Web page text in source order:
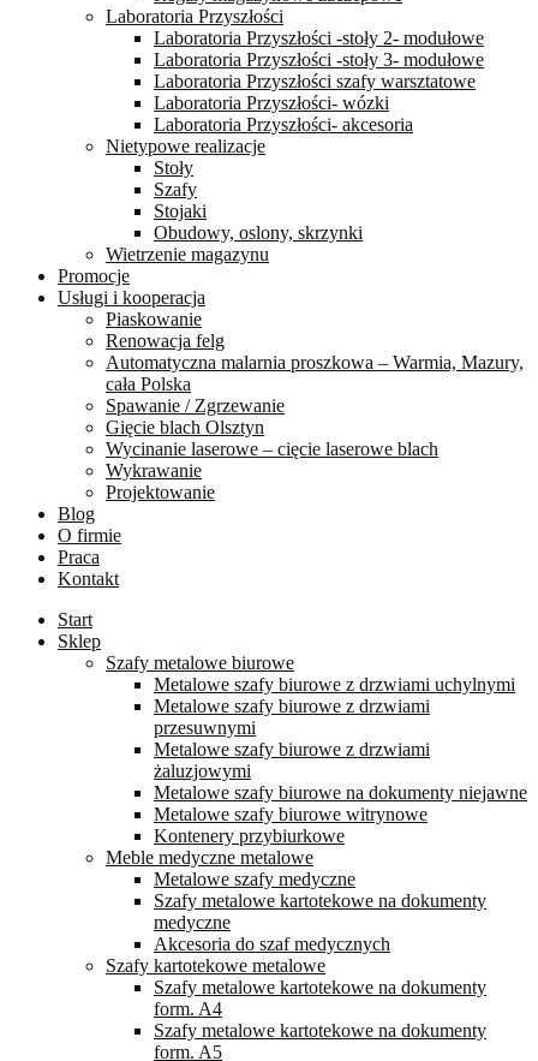
Laboratoria Przyszłości
Laboratoria Przyszłości -stoły 2- modułowe
Laboratoria Przyszłości -stoły 3- modułowe
Laboratoria Przyszłości szafy warsztatowe
Laboratoria Przyszłości- wózki
Laboratoria Przyszłości- akcesoria
Nietypowe realizacje
Stoły
Szafy
Stojaki
Obudowy, oslony, skrzynki
Wietrzenie magazynu
Promocje
Usługi i kooperacja
Piaskowanie
Renowacja felg
Automatyczna malarnia proszkowa – Warmia, Mazury,
cała Polska
Spawanie / Zgrzewanie
Gięcie blach Olsztyn
Wycinanie laserowe – cięcie laserowe blach
Wykrawanie
Projektowanie
Blog
O firmie
Praca
Kontakt
Start
Sklep
Szafy metalowe biurowe
Metalowe szafy biurowe z drzwiami uchylnymi
Metalowe szafy biurowe z drzwiami
przesuwnymi
Metalowe szafy biurowe z drzwiami
żaluzjowymi
Metalowe szafy biurowe na dokumenty niejawne
Metalowe szafy biurowe witrynowe
Kontenery przybiurkowe
Meble medyczne metalowe
Metalowe szafy medyczne
Szafy metalowe kartotekowe na dokumenty
medyczne
Akcesoria do szaf medycznych
Szafy kartotekowe metalowe
Szafy metalowe kartotekowe na dokumenty
form. A4
Szafy metalowe kartotekowe na dokumenty
form. A5